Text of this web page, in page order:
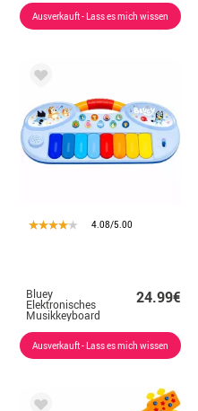
Ausverkauft - Lass es mich wissen
4.08/5.00
Bluey
Elektronisches
Musikkeyboard
24.99€
Ausverkauft - Lass es mich wissen